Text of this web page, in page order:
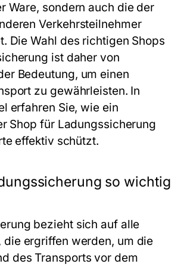
Ware, sondern auch die der
Verkehrsteilnehmer
Die Wahl des richtigen Shops
ist daher von
Bedeutung, um einen
zu gewährleisten. In
erfahren Sie, wie ein
Shop für Ladungssicherung
effektiv schützt.
so wichtig
bezieht sich auf alle
die ergriffen werden, um die
des Transports vor dem